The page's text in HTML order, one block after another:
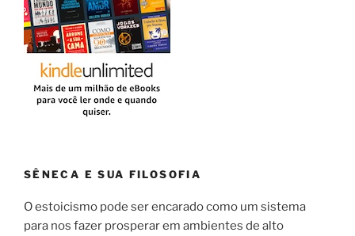
SÊNECA E SUA FILOSOFIA
O estoicismo pode ser encarado como um sistema
para nos fazer prosperar em ambientes de alto